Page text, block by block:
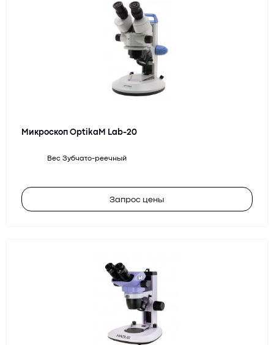
Микроскоп OptikaM Lab-20
Вес Зубчато-реечный
Запрос цены